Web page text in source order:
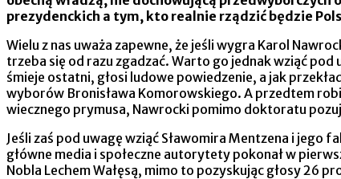
prezydenckich a tym, kto realnie rządzić będzie
Wielu z nas uważa zapewne, że jeśli wygra Karol
trzeba się od razu zgadzać. Warto go jednak wziąć
śmieje ostatni, głosi ludowe powiedzenie, a jak
wyborów Bronisława Komorowskiego. A przedtem
wiecznego prymusa, Nawrocki pomimo doktoratu
Jeśli zaś pod uwagę wziąć Sławomira Mentzena i
główne media i społeczne autorytety pokonał w
Nobla Lechem Wałęsą, mimo to pozyskując głosy 26